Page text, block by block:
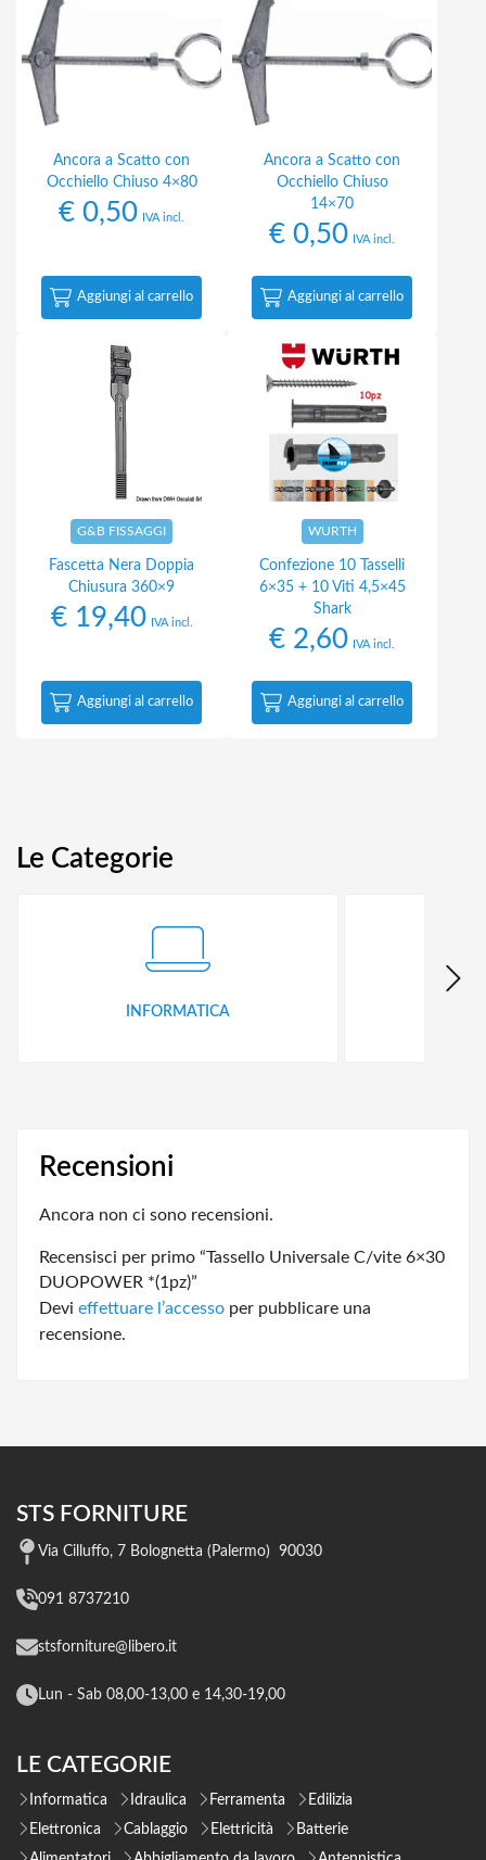
Ancora a Scatto con
Occhiello Chiuso 4×80
€ 0,50 IVA incl.
Aggiungi al carrello
Ancora a Scatto con
Occhiello Chiuso
14×70
€ 0,50 IVA incl.
Aggiungi al carrello
G&B FISSAGGI
Fascetta Nera Doppia
Chiusura 360×9
€19,40 IVA incl.
Aggiungi al carrello
WURTH
Confezione 10 Tasselli
6×35 + 10 Viti 4,5×45
Shark
€ 2,60 IVA incl.
Aggiungi al carrello
Le Categorie
INFORMATICA
Recensioni
Ancora non ci sono recensioni.
Recensisci per primo “Tassello Universale C/vite 6×30
DUOPOWER *(1pz)”
Devi effettuare l’accesso per pubblicare una
recensione.
STS FORNITURE
Via Cilluffo, 7 Bolognetta (Palermo) 90030
091 8737210
stsforniture@libero.it
Lun - Sab 08,00-13,00 e 14,30-19,00
LE CATEGORIE
Informatica Idraulica Ferramenta
Edilizia
Elettronica
Cablaggio Elettricità
Batterie